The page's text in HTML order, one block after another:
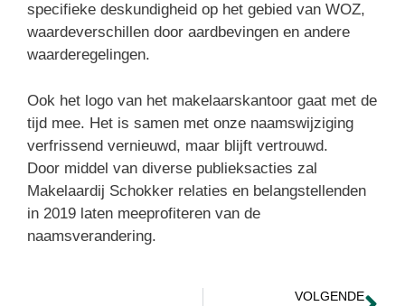
specifieke deskundigheid op het gebied van WOZ,
waardeverschillen door aardbevingen en andere
waarderegelingen.
Ook het logo van het makelaarskantoor gaat met de
tijd mee. Het is samen met onze naamswijziging
verfrissend vernieuwd, maar blijft vertrouwd.
Door middel van diverse publieksacties zal
Makelaardij Schokker relaties en belangstellenden
in 2019 laten meeprofiteren van de
naamsverandering.
VOLGENDE